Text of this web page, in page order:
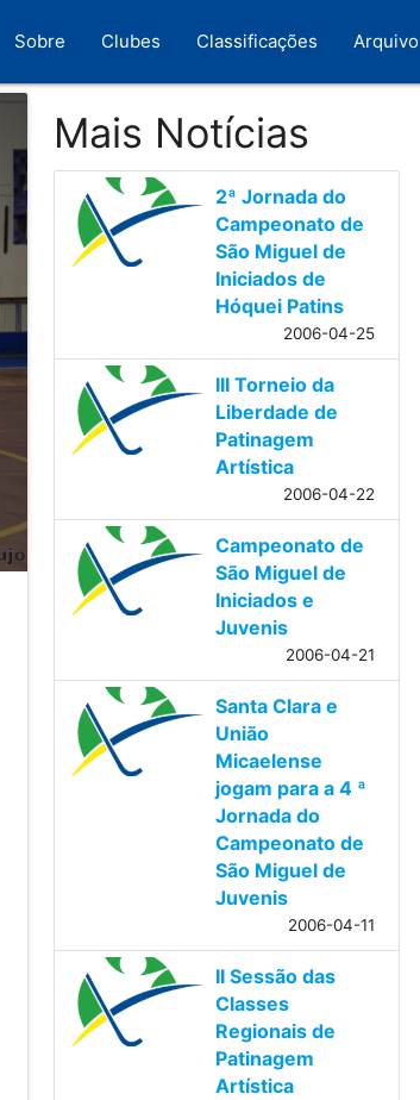
Sobre Clubes Classificações Arquivo
Mais Notícias
2ª Jornada do
Campeonato de
São Miguel de
Iniciados de
Hóquei Patins
2006-04-25
III Torneio da
Liberdade de
Patinagem
Artística
2006-04-22
Campeonato de
São Miguel de
Iniciados e
Juvenis
2006-04-21
Santa Clara e
União
Micaelense
jogam para a 4 ª
Jornada do
Campeonato de
São Miguel de
Juvenis
2006-04-11
II Sessão das
Classes
Regionais de
Patinagem
Artística